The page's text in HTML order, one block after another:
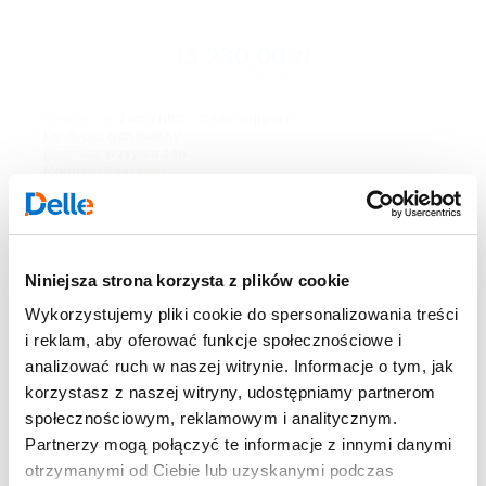
Niniejsza strona korzysta z plików cookie
Wykorzystujemy pliki cookie do spersonalizowania treści
i reklam, aby oferować funkcje społecznościowe i
analizować ruch w naszej witrynie. Informacje o tym, jak
korzystasz z naszej witryny, udostępniamy partnerom
społecznościowym, reklamowym i analitycznym.
Partnerzy mogą połączyć te informacje z innymi danymi
otrzymanymi od Ciebie lub uzyskanymi podczas